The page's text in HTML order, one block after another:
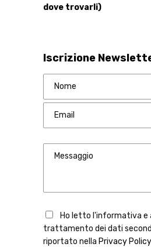
dove trovarli)
Iscrizione
Ho letto l'informativa e
trattamento dei dati
riportato nella Privacy Policy